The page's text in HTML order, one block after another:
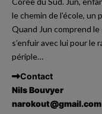
le chemin de l’école, un
Quand Jun comprend le
s’enfuir avec lui pour le
périple…
Contact
Nils Bouvyer
narokout@gmail.com